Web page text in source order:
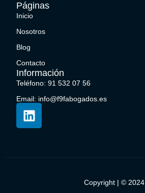
Páginas
Inicio
Nosotros
Blog
Contacto
Información
Teléfono: 91 532 07 56
Email: info@f9fabogados.es
Copyright | © 2024